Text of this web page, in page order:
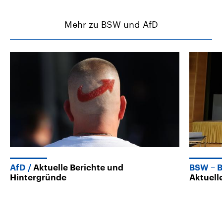
Mehr zu BSW und AfD
AfD
Aktuelle Berichte und
Hintergründe
BSW –